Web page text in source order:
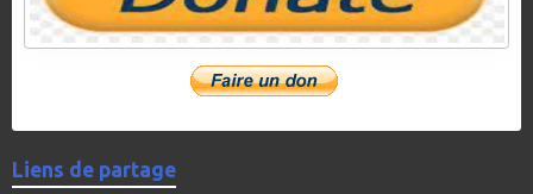
Liens de partage